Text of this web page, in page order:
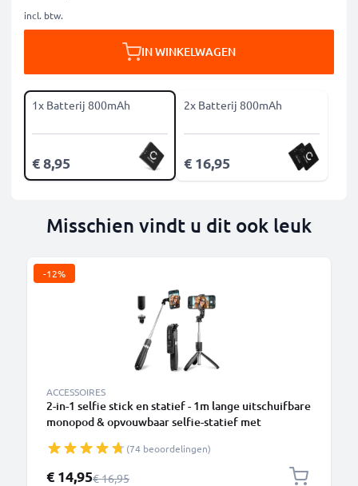
incl. btw.
IN WINKELWAGEN
1x Batterij 800mAh
€ 8,95
2x Batterij 800mAh
€ 16,95
Misschien vindt u dit ook leuk
-12%
ACCESSOIRES
2-in-1 selfie stick en statief - 1m lange uitschuifbare
monopod & opvouwbaar selfie-statief met
- compatibel met iPhone, GoPro, Android & meer –
Zwart
(74 beoordelingen)
Speciale prijs
€ 14,95Normale prijs
€ 16,95